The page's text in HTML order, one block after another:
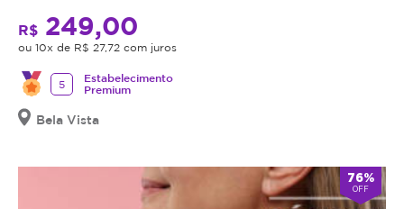
R$ 249,00
ou 10x de R$ 27,72 com juros
5
Estabelecimento
Premium
Bela Vista
76%
OFF